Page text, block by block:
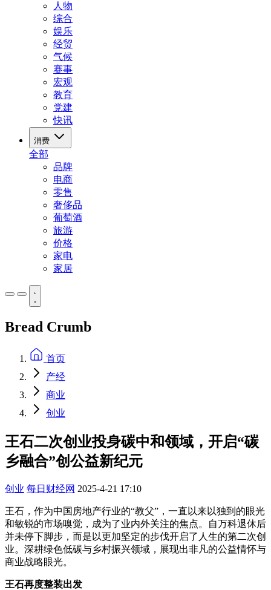
人物
综合
娱乐
经贸
气候
赛事
宏观
教育
党建
快讯
消费
全部
品牌
电商
零售
奢侈品
葡萄酒
旅游
价格
家电
家居
Bread Crumb
首页
产经
商业
创业
王石二次创业投身碳中和领域，开启“碳
乡融合”创公益新纪元
创业 每日财经网 2025-4-21 17:10
王石，作为中国房地产行业的“教父”，一直以来以独到的眼光
和敏锐的市场嗅觉，成为了业内外关注的焦点。自万科退休后
并未停下脚步，而是以更加坚定的步伐开启了人生的第二次创
业。深耕绿色低碳与乡村振兴领域，展现出非凡的公益情怀与
商业战略眼光。
王石再度整装出发